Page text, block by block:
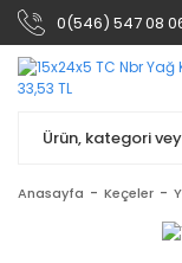
0(546) 547 08
Anasayfa Keçeler